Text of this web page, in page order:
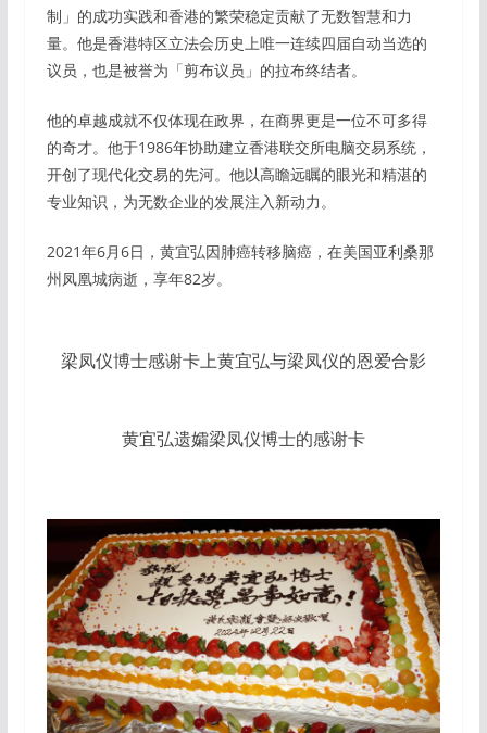
制」的成功实践和香港的繁荣稳定贡献了无数智慧和力
量。他是香港特区立法会历史上唯一连续四届自动当选的
议员，也是被誉为「剪布议员」的拉布终结者。
他的卓越成就不仅体现在政界，在商界更是一位不可多得
的奇才。他于1986年协助建立香港联交所电脑交易系统，
开创了现代化交易的先河。他以高瞻远瞩的眼光和精湛的
专业知识，为无数企业的发展注入新动力。
2021年6月6日，黄宜弘因肺癌转移脑癌，在美国亚利桑那
州凤凰城病逝，享年82岁。
梁凤仪博士感谢卡上黄宜弘与梁凤仪的恩爱合影
黄宜弘遗孀梁凤仪博士的感谢卡